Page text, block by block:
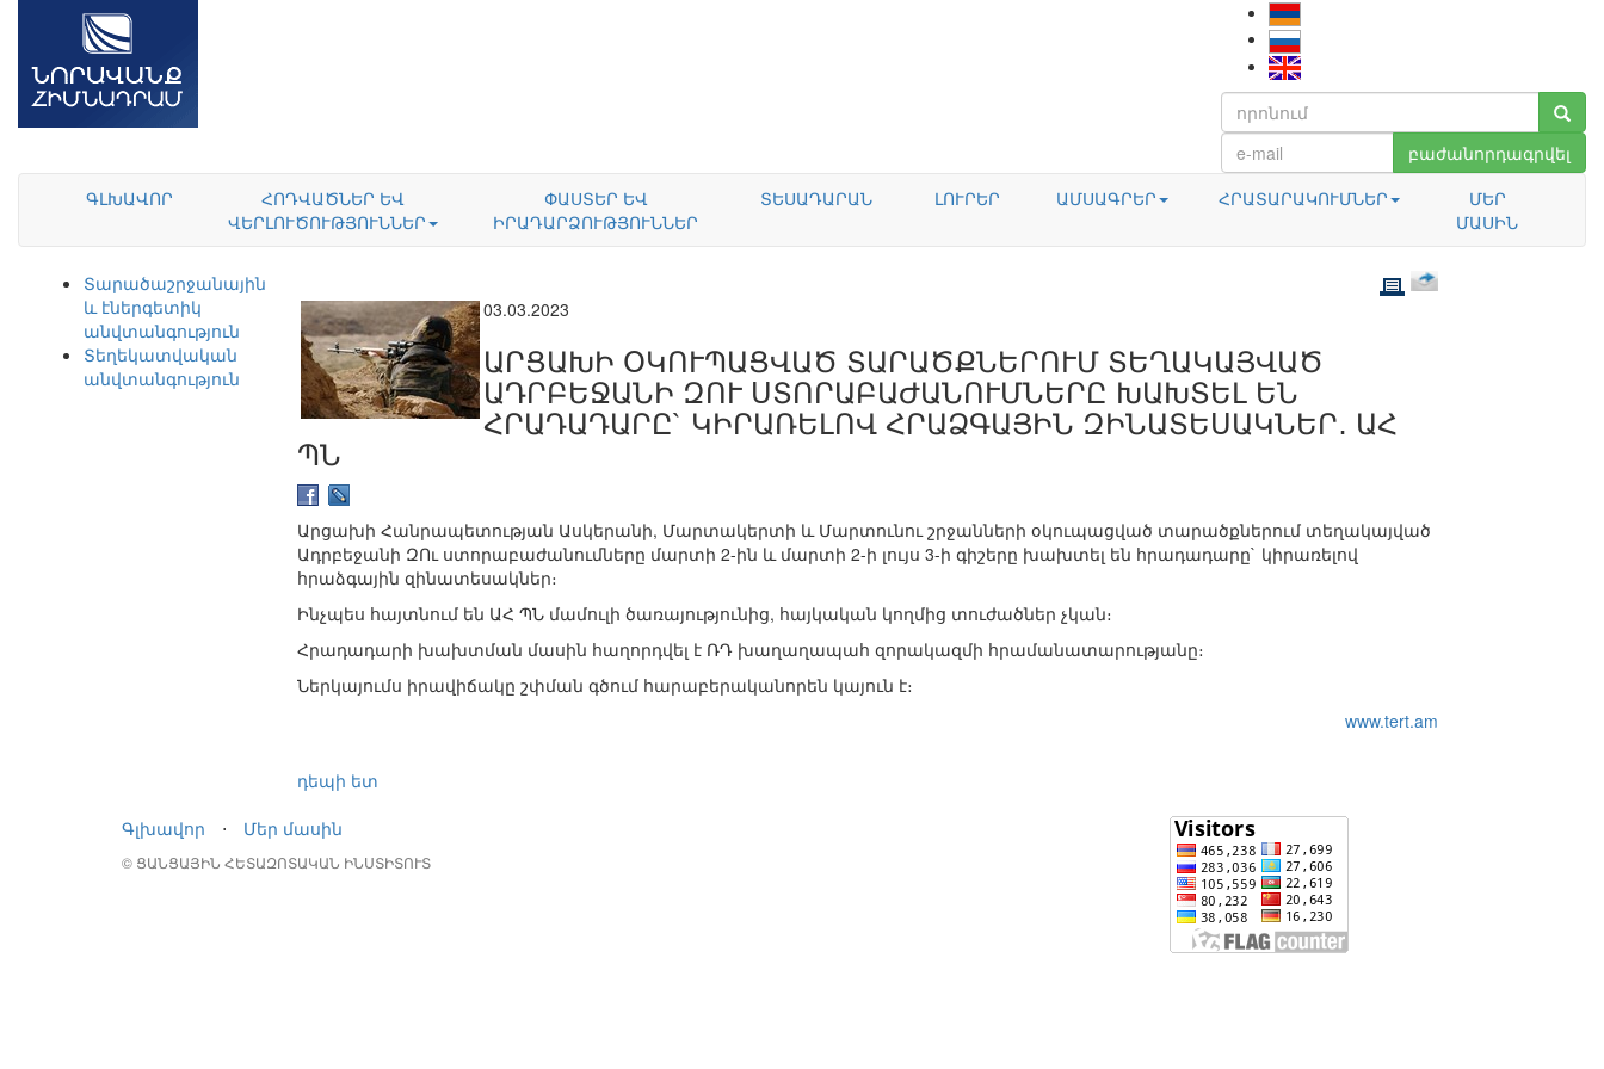
բաժանորդագրվել
ԳԼԽԱՎՈՐ
ՀՈԴՎԱԾՆԵՐ ԵՎ
ՎԵՐԼՈՒԾՈՒԹՅՈՒՆՆԵՐ
ՓԱՍՏԵՐ ԵՎ
ԻՐԱԴԱՐՁՈՒԹՅՈՒՆՆԵՐ
ՏԵՍԱԴԱՐԱՆ ԼՈՒՐԵՐ ԱՄՍԱԳՐԵՐ ՀՐԱՏԱՐԱԿՈՒՄՆԵՐ
ՄԵՐ
ՄԱՍԻՆ
Տարածաշրջանային
և էներգետիկ
անվտանգություն
Տեղեկատվական
անվտանգություն
03.03.2023
ԱՐՑԱԽԻ ՕԿՈՒՊԱՑՎԱԾ ՏԱՐԱԾՔՆԵՐՈՒՄ ՏԵՂԱԿԱՅՎԱԾ
ԱԴՐԲԵՋԱՆԻ ԶՈՒ ՍՏՈՐԱԲԱԺԱՆՈՒՄՆԵՐԸ ԽԱԽՏԵԼ ԵՆ
ՀՐԱԴԱԴԱՐԸ` ԿԻՐԱՌԵԼՈՎ ՀՐԱՁԳԱՅԻՆ ԶԻՆԱՏԵՍԱԿՆԵՐ․ ԱՀ
ՊՆ
Արցախի Հանրապետության Ասկերանի, Մարտակերտի և Մարտունու շրջանների օկուպացված տարածքներում տեղակայված
Ադրբեջանի ԶՈւ ստորաբաժանումները մարտի 2-ին և մարտի 2-ի լույս 3-ի գիշերը խախտել են հրադադարը` կիրառելով
հրաձգային զինատեսակներ։
Ինչպես հայտնում են ԱՀ ՊՆ մամուլի ծառայությունից, հայկական կողմից տուժածներ չկան։
Հրադադարի խախտման մասին հաղորդվել է ՌԴ խաղաղապահ զորակազմի հրամանատարությանը։
Ներկայումս իրավիճակը շփման գծում հարաբերականորեն կայուն է։
www.tert.am
դեպի ետ
Գլխավոր
⋅ Մեր մասին
© ՑԱՆՑԱՅԻՆ ՀԵՏԱԶՈՏԱԿԱՆ ԻՆՍՏԻՏՈՒՏ